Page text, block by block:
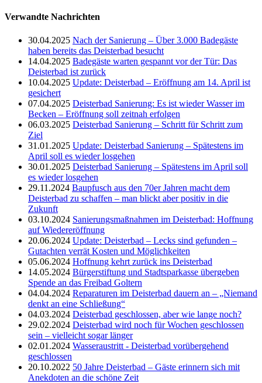
Verwandte Nachrichten
30.04.2025 Nach der Sanierung – Über 3.000 Badegäste
haben bereits das Deisterbad besucht
14.04.2025 Badegäste warten gespannt vor der Tür: Das
Deisterbad ist zurück
10.04.2025 Update: Deisterbad – Eröffnung am 14. April ist
gesichert
07.04.2025 Deisterbad Sanierung: Es ist wieder Wasser im
Becken – Eröffnung soll zeitnah erfolgen
06.03.2025 Deisterbad Sanierung – Schritt für Schritt zum
Ziel
31.01.2025 Update: Deisterbad Sanierung – Spätestens im
April soll es wieder losgehen
30.01.2025 Deisterbad Sanierung – Spätestens im April soll
es wieder losgehen
29.11.2024 Baupfusch aus den 70er Jahren macht dem
Deisterbad zu schaffen – man blickt aber positiv in die
Zukunft
03.10.2024 Sanierungsmaßnahmen im Deisterbad: Hoffnung
auf Wiedereröffnung
20.06.2024 Update: Deisterbad – Lecks sind gefunden –
Gutachten verrät Kosten und Möglichkeiten
05.06.2024 Hoffnung kehrt zurück ins Deisterbad
14.05.2024 Bürgerstiftung und Stadtsparkasse übergeben
Spende an das Freibad Goltern
04.04.2024 Reparaturen im Deisterbad dauern an – „Niemand
denkt an eine Schließung“
04.03.2024 Deisterbad geschlossen, aber wie lange noch?
29.02.2024 Deisterbad wird noch für Wochen geschlossen
sein – vielleicht sogar länger
02.01.2024 Wasseraustritt - Deisterbad vorübergehend
geschlossen
20.10.2022 50 Jahre Deisterbad – Gäste erinnern sich mit
Anekdoten an die schöne Zeit